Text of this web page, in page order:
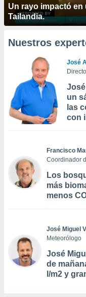
Un rayo impactó
Tailandia.
Nuestros
José
un
las
con
Francisco
Coordinador
Los
más
menos
José Miguel
Meteorólogo
José
de
l/m2 y